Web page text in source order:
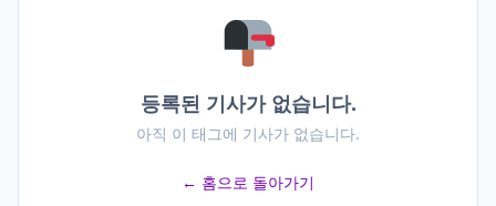
등록된 기사가 없습니다.
아직 이 태그에 기사가 없습니다.
← 홈으로 돌아가기